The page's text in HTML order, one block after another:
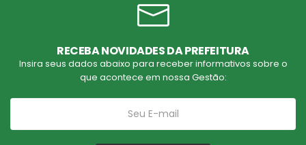
RECEBA NOVIDADES DA PREFEITURA
Insira seus dados abaixo para receber informativos sobre o
que acontece em nossa Gestão: